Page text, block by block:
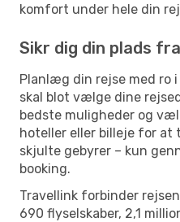
komfort under hele din
Sikr dig din plads
Planlæg din rejse med ro
skal blot vælge dine
bedste muligheder og
hoteller eller billeje for at
skjulte gebyrer – kun
booking.
Travellink forbinder
690 flyselskaber, 2,1